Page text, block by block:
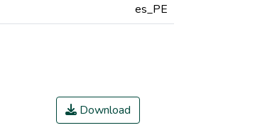
es_PE
Download